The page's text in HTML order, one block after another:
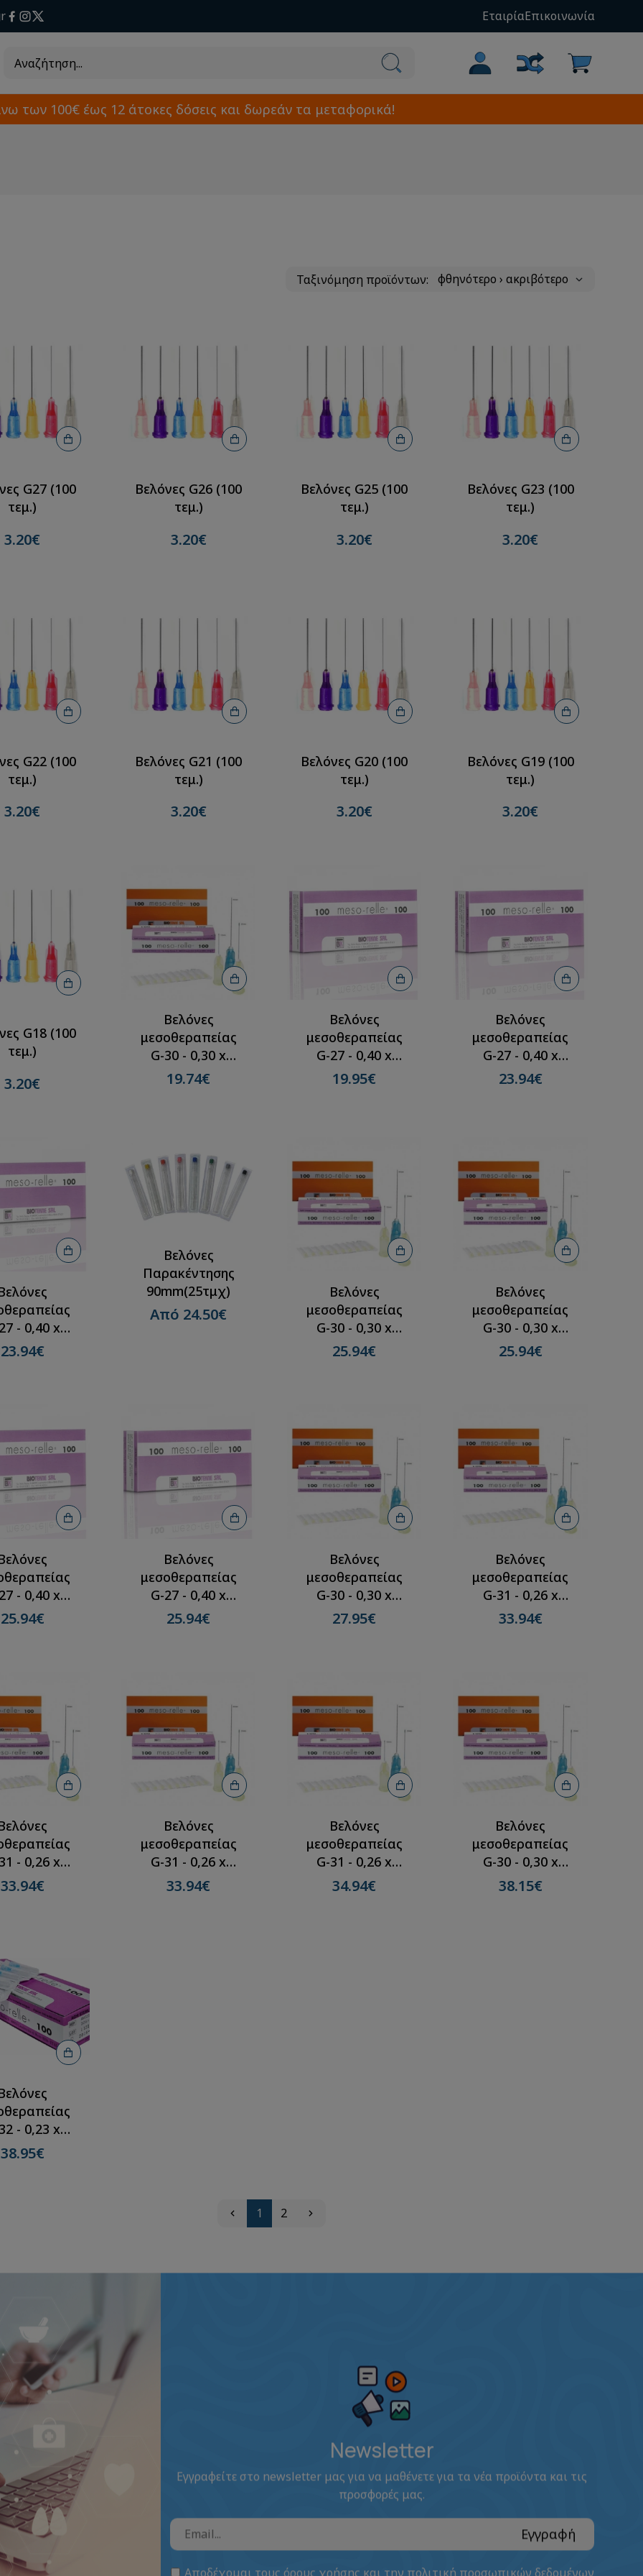
ΕταιρίαΕπικοινωνία
των 100€ έως 12 άτοκες δόσεις και δωρεάν τα μεταφορικά!
G27 (100
τεμ.)
Βελόνες G26 (100
Βελόνες G25 (100
Βελόνες G23 (100
Ταξινόμηση προϊόντων:
G27 (100
τεμ.)
3.20€
Βελόνες G26 (100
τεμ.)
3.20€
Βελόνες G25 (100
τεμ.)
3.20€
Βελόνες G23 (100
τεμ.)
3.20€
G22 (100
τεμ.)
3.20€
Βελόνες G21 (100
τεμ.)
3.20€
Βελόνες G20 (100
τεμ.)
3.20€
Βελόνες G19 (100
τεμ.)
3.20€
G18 (100
τεμ.)
3.20€
Βελόνες
μεσοθεραπείας
G-30 - 0,30 x
12mm(100τμχ)
19.74€
Βελόνες
μεσοθεραπείας
G-27 - 0,40 x
12mm(100τμχ)
19.95€
Βελόνες
μεσοθεραπείας
G-27 - 0,40 x
6mm(100τμχ)
23.94€
- 0,40 x
23.94€
Βελόνες
Παρακέντησης
90mm(25τμχ)
Από 24.50€
Βελόνες
μεσοθεραπείας
G-30 - 0,30 x
6mm(100τμχ)
25.94€
Βελόνες
μεσοθεραπείας
G-30 - 0,30 x
4mm(100τμχ)
25.94€
- 0,40 x
25.94€
Βελόνες
μεσοθεραπείας
G-27 - 0,40 x
25mm(100τμχ)
25.94€
Βελόνες
μεσοθεραπείας
G-30 - 0,30 x
25mm(100τμχ)
27.95€
Βελόνες
μεσοθεραπείας
G-31 - 0,26 x
12mm(100τμχ)
33.94€
- 0,26 x
33.94€
Βελόνες
μεσοθεραπείας
G-31 - 0,26 x
4mm(100τμχ)
33.94€
Βελόνες
μεσοθεραπείας
G-31 - 0,26 x
25mm(100τμχ)
34.94€
Βελόνες
μεσοθεραπείας
G-30 - 0,30 x
40mm(100τμχ)
38.15€
- 0,23 x
38.95€
1 2
Newsletter
Εγγραφείτε στο newsletter μας για να μαθένετε για τα νέα προϊόντα και τις
προσφορές μας.
Εγγραφή
Αποδέχομαι τους όρους χρήσης και την πολιτική προσωπικών δεδομένων